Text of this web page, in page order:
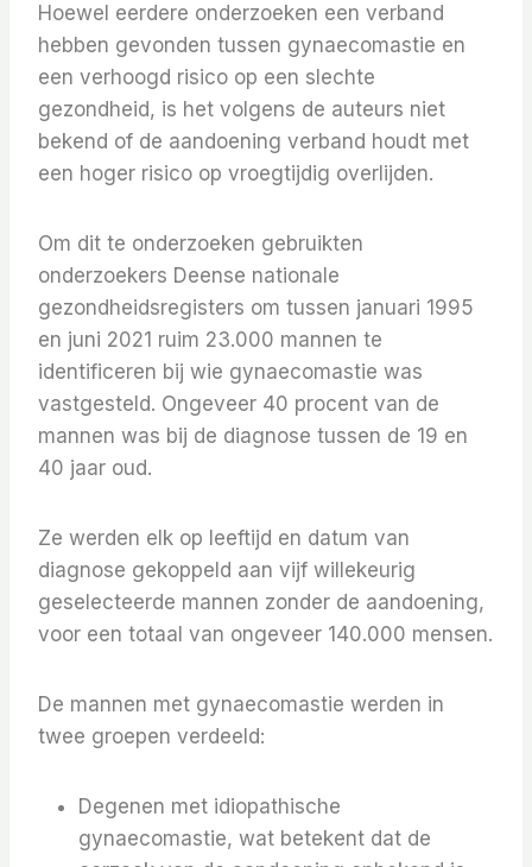
Hoewel eerdere onderzoeken een verband
hebben gevonden tussen gynaecomastie en
een verhoogd risico op een slechte
gezondheid, is het volgens de auteurs niet
bekend of de aandoening verband houdt met
een hoger risico op vroegtijdig overlijden.
Om dit te onderzoeken gebruikten
onderzoekers Deense nationale
gezondheidsregisters om tussen januari 1995
en juni 2021 ruim 23.000 mannen te
identificeren bij wie gynaecomastie was
vastgesteld. Ongeveer 40 procent van de
mannen was bij de diagnose tussen de 19 en
40 jaar oud.
Ze werden elk op leeftijd en datum van
diagnose gekoppeld aan vijf willekeurig
geselecteerde mannen zonder de aandoening,
voor een totaal van ongeveer 140.000 mensen.
De mannen met gynaecomastie werden in
twee groepen verdeeld:
Degenen met idiopathische
gynaecomastie, wat betekent dat de